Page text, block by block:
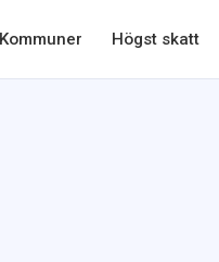
Kommuner Högst skatt